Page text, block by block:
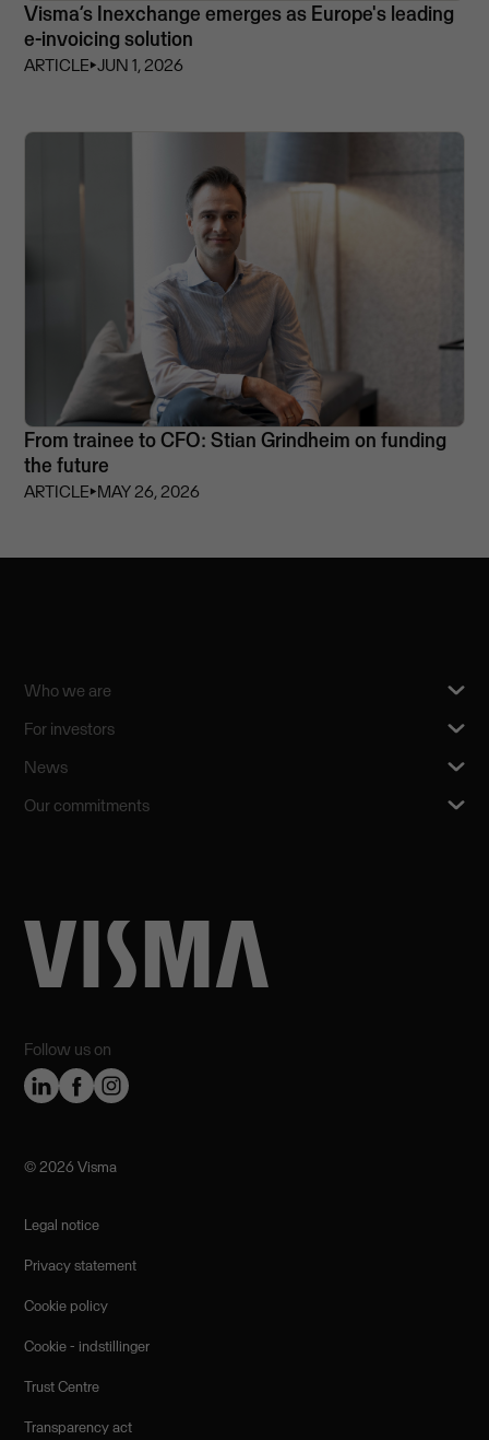
Visma’s Inexchange emerges as Europe's leading
e-invoicing solution
ARTICLE⏵JUN 1, 2026
From trainee to CFO: Stian Grindheim on funding
the future
ARTICLE⏵MAY 26, 2026
Follow us on
Who we are
For investors
News
Our commitments
©️ 2026 Visma
Legal notice
Privacy statement
Cookie policy
Cookie - indstillinger
Trust Centre
Transparency act